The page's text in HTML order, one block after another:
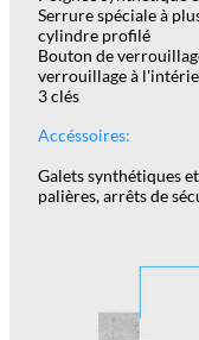
Serrure spéciale à
cylindre profilé
Bouton de
verrouillage à
3 clés
Accéssoires:
Galets synthétiques
palières, arrêts de